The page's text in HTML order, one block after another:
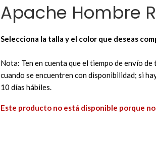
Apache Hombre
Selecciona la talla y el color que deseas
Nota: Ten en cuenta que el tiempo de envío
cuando se encuentren con disponibilidad; si
10 días hábiles.
Este producto no está disponible porque